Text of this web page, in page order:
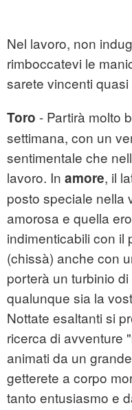
Nel lavoro, non
rimboccatevi le
sarete vincenti
Toro - Partirà molto
settimana, con un
sentimentale che
lavoro. In amore, il
posto speciale nella
amorosa e quella
indimenticabili con il
(chissà) anche con
porterà un turbinio
qualunque sia la
Nottate esaltanti si
ricerca di avventure
animati da un
getterete a corpo
tanto entusiasmo e